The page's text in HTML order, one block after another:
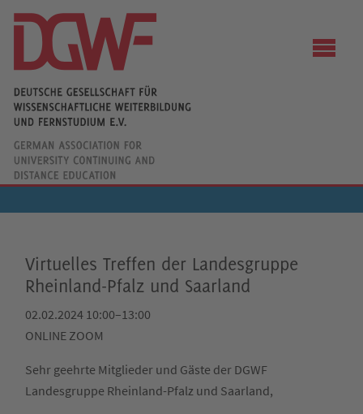
Virtuelles Treffen der Landesgruppe
Rheinland-Pfalz und Saarland
02.02.2024 10:00–13:00
ONLINE ZOOM
Sehr geehrte Mitglieder und Gäste der DGWF
Landesgruppe Rheinland-Pfalz und Saarland,